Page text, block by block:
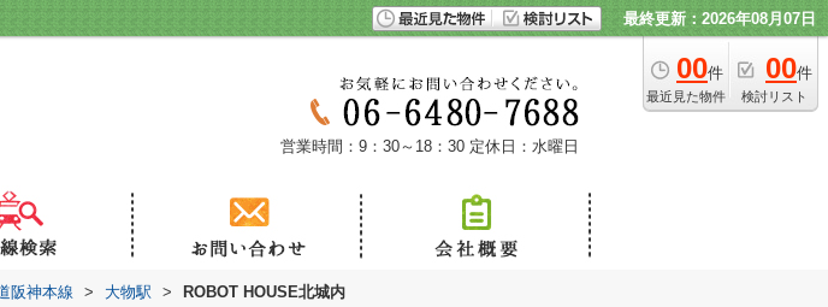
最終更新：2026年08月07日
00件
最近見た物件
00件
検討リスト
営業時間：9：30～18：30 定休日：水曜日
阪神本線 > 大物駅 > ROBOT HOUSE北城内